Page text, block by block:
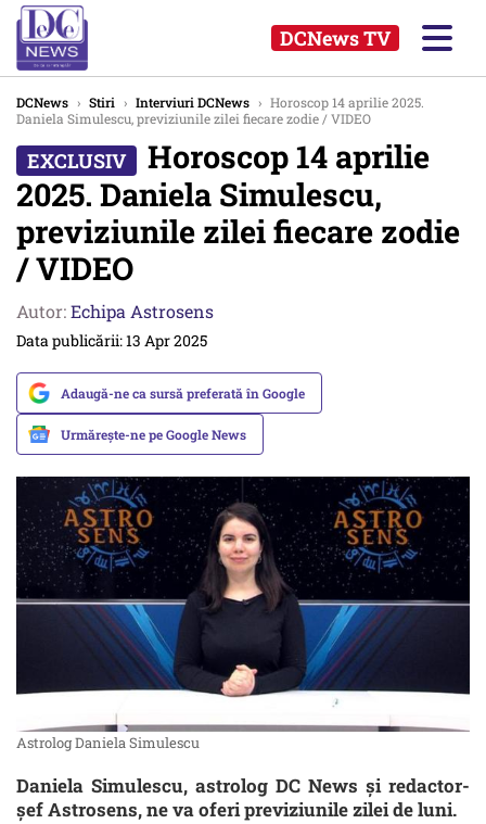
DCNews TV
DCNews › Stiri › Interviuri DCNews › Horoscop 14 aprilie 2025.
Daniela Simulescu, previziunile zilei fiecare zodie / VIDEO
Horoscop 14 aprilie
2025. Daniela Simulescu,
previziunile zilei fiecare zodie
/ VIDEO
Autor:Echipa Astrosens
Data publicării: 13 Apr 2025
Adaugă-ne ca sursă preferată în Google
Urmărește-ne pe Google News
Astrolog Daniela Simulescu
Daniela Simulescu, astrolog DC News și redactor-
șef Astrosens, ne va oferi previziunile zilei de luni.